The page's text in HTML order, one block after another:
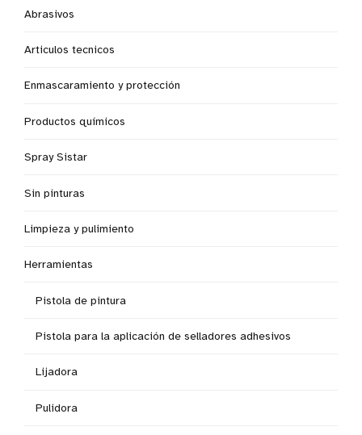
Abrasivos
Articulos tecnicos
Enmascaramiento y protección
Productos químicos
Spray Sistar
Sin pinturas
Limpieza y pulimiento
Herramientas
Pistola de pintura
Pistola para la aplicación de selladores adhesivos
Lijadora
Pulidora